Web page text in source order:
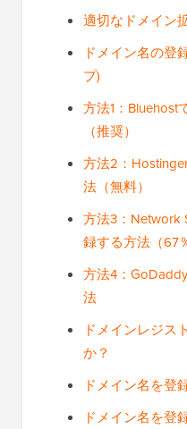
適切なドメイン
ドメイン名の登
プ)
方法1：Bluehost
（推奨）
方法2：
法（無料）
方法3：Network
録する方法（67
方法4：
法
ドメインレジス
か？
ドメイン名を登
ドメイン名を登